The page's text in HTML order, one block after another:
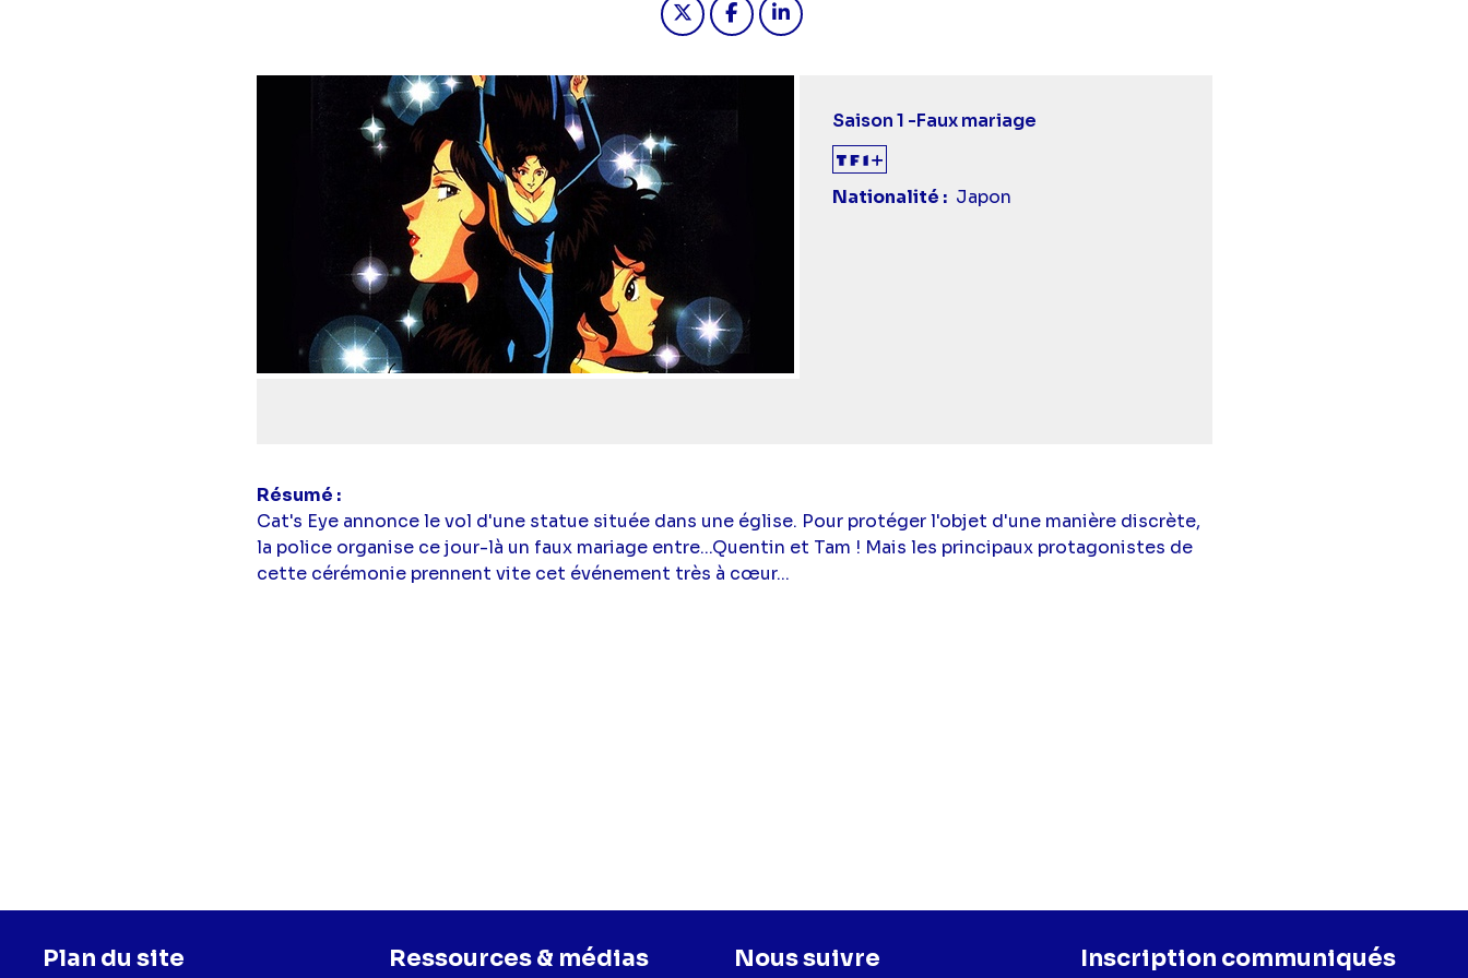
Saison 1 -Faux mariage
Nationalité Japon
Résumé
Cat's Eye annonce le vol d'une statue située dans une église. Pour protéger l'objet d'une manière discrète,
la police organise ce jour-là un faux mariage entre...Quentin et Tam ! Mais les principaux protagonistes de
cette cérémonie prennent vite cet événement très à cœur...
Plan du site Ressources & médias Nous suivre Inscription communiqués